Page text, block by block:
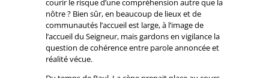
courir le risque d’une compréhension autre que la
nôtre ? Bien sûr, en beaucoup de lieux et de
communautés l’accueil est large, à l’image de
l’accueil du Seigneur, mais gardons en vigilance la
question de cohérence entre parole annoncée et
réalité vécue.